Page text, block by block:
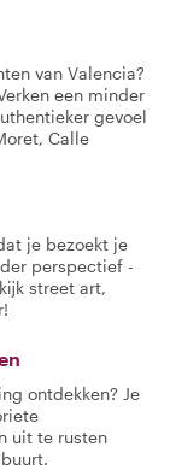
van Valencia?
een minder
gevoel
Calle
je bezoekt je
perspectief -
street art,
ontdekken? Je
uit te rusten